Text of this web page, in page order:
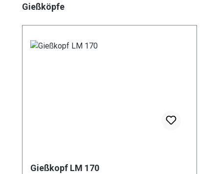
Produktgalerie überspringen
Gießköpfe
Gießkopf LM 170